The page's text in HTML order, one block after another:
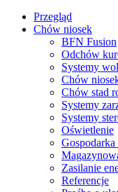
Przegląd
Chów niosek
BFN Fusion
Odchów
Systemy
Chów
Chów stad
Systemy
Systemy
Oświetlenie
Gospodarka
Zasilanie
Referencje